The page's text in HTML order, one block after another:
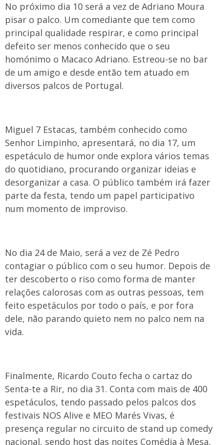
No próximo dia 10 será a vez de Adriano Moura
pisar o palco. Um comediante que tem como
principal qualidade respirar, e como principal
defeito ser menos conhecido que o seu
homónimo o Macaco Adriano. Estreou-se no bar
de um amigo e desde então tem atuado em
diversos palcos de Portugal.
Miguel 7 Estacas, também conhecido como
Senhor Limpinho, apresentará, no dia 17, um
espetáculo de humor onde explora vários temas
do quotidiano, procurando organizar ideias e
desorganizar a casa. O público também irá fazer
parte da festa, tendo um papel participativo
num momento de improviso.
No dia 24 de Maio, será a vez de Zé Pedro
contagiar o público com o seu humor. Depois de
ter descoberto o riso como forma de manter
relações calorosas com as outras pessoas, tem
feito espetáculos por todo o país, e por fora
dele, não parando quieto nem no palco nem na
vida.
Finalmente, Ricardo Couto fecha o cartaz do
Senta-te a Rir, no dia 31. Conta com mais de 400
espetáculos, tendo passado pelos palcos dos
festivais NOS Alive e MEO Marés Vivas, é
presença regular no circuito de stand up comedy
nacional, sendo host das noites Comédia à Mesa,